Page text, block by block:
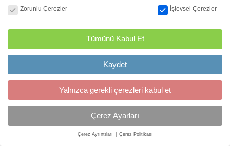
Zorunlu Çerezler
İşlevsel Çerezler
Tümünü Kabul Et
Kaydet
Yalnızca gerekli çerezleri kabul et
Çerez Ayarları
Çerez Ayrıntıları Çerez Politikası